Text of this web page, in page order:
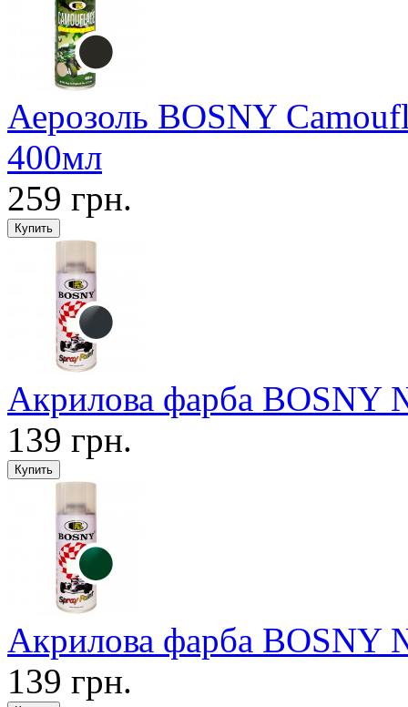
Аерозоль BOSNY
400мл
259 грн.
Акрилова фарба BOSNY
139 грн.
Акрилова фарба BOSNY
139 грн.